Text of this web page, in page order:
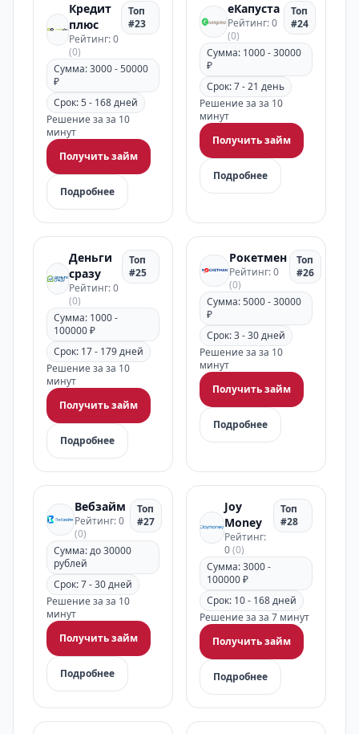
Кредит
плюс
Рейтинг: 0
(0)
Топ
#23
Сумма: 3000 - 50000
₽
Срок: 5 - 168 дней
Решение за за 10
минут
Получить займ
Подробнее
еКапуста
Рейтинг: 0
(0)
Топ
#24
Сумма: 1000 - 30000
₽
Срок: 7 - 21 день
Решение за за 10
минут
Получить займ
Подробнее
Деньги
сразу
Рейтинг: 0
(0)
Топ
#25
Сумма: 1000 -
100000 ₽
Срок: 17 - 179 дней
Решение за за 10
минут
Получить займ
Подробнее
Рокетмен
Рейтинг: 0
(0)
Топ
#26
Сумма: 5000 - 30000
₽
Срок: 3 - 30 дней
Решение за за 10
минут
Получить займ
Подробнее
Вебзайм
Рейтинг: 0
(0)
Топ
#27
Сумма: до 30000
рублей
Срок: 7 - 30 дней
Решение за за 10
минут
Получить займ
Подробнее
Joy
Money
Рейтинг:
0(0)
Топ
#28
Сумма: 3000 -
100000 ₽
Срок: 10 - 168 дней
Решение за за 7 минут
Получить займ
Подробнее